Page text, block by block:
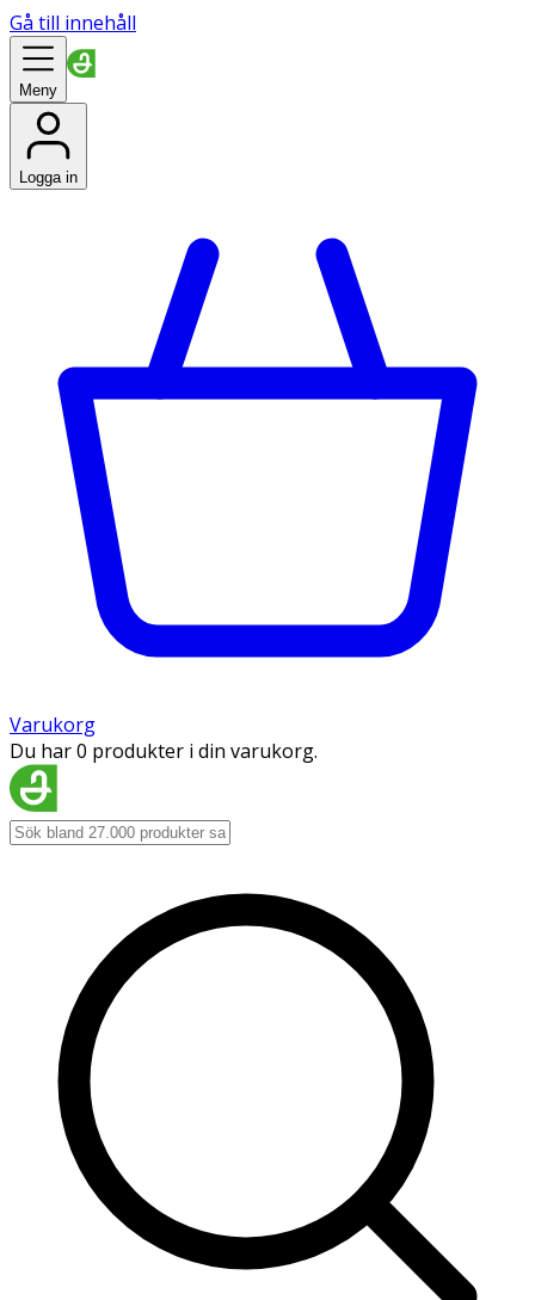
Gå till innehåll
Meny
Logga in
Varukorg
Du har 0 produkter i din varukorg.